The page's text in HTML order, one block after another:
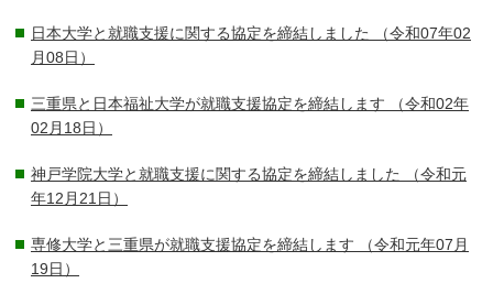
日本大学と就職支援に関する協定を締結しました
（令和07年02
月08日）
三重県と日本福祉大学が就職支援協定を締結します （令和02年
02月18日）
神戸学院大学と就職支援に関する協定を締結しました
（令和元
年12月21日）
専修大学と三重県が就職支援協定を締結します （令和元年07月
19日）